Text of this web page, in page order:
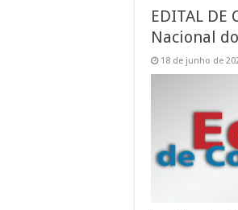
EDITAL DE
Nacional
18 de junho de